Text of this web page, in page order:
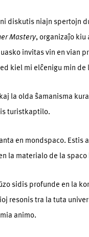
diskutis niajn spertojn
Mastery, organizaĵo kiu
invitas vin en vian
kiel mi elĉenigu min
la olda ŝamanisma
turistkaptilo.
en mondspaco. Estis
la materialo de la
sidis profunde en la
resonis tra la tuta
animo.